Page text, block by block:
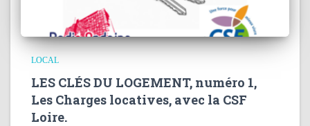
LOCAL
LES CLÉS DU LOGEMENT, numéro 1,
Les Charges locatives, avec la CSF
Loire.